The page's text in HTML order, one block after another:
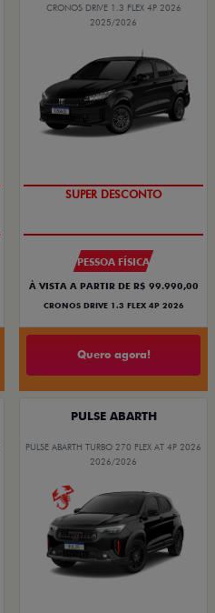
CRONOS DRIVE 1.3 FLEX 4P 2026
2025/2026
BÔNUS DE ATÉ R$ 14 MIL
PESSOA FÍSICA
À VISTA A PARTIR DE R$ 99.990,00
CRONOS DRIVE 1.3 FLEX 4P 2026
Quero agora!
PULSE ABARTH
PULSE ABARTH TURBO 270 FLEX AT 4P 2026
2026/2026